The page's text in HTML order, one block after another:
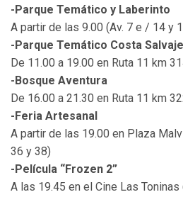
-Parque Temático y Laberinto
A partir de las 9.00 (Av. 7 e / 14 y
-Parque Temático Costa Salvaje
De 11.00 a 19.00 en Ruta 11 km
-Bosque Aventura
De 16.00 a 21.30 en Ruta 11 km
-Feria Artesanal
A partir de las 19.00 en Plaza
36 y 38)
-Película “Frozen 2”
A las 19.45 en el Cine Las Toninas